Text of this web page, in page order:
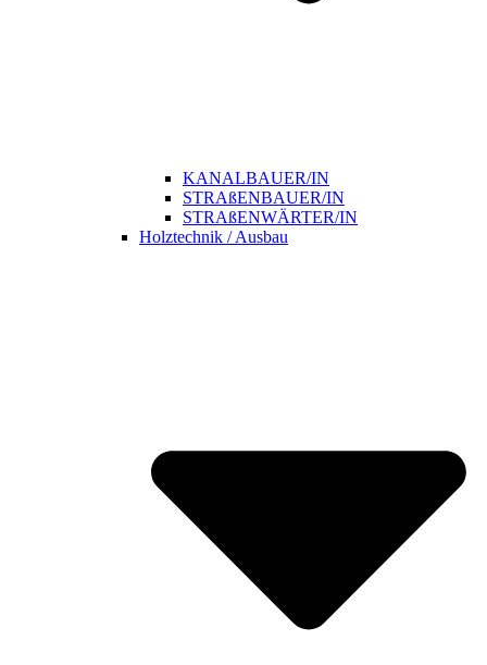
KANALBAUER/IN
STRAßENBAUER/IN
STRAßENWÄRTER/IN
Holztechnik / Ausbau